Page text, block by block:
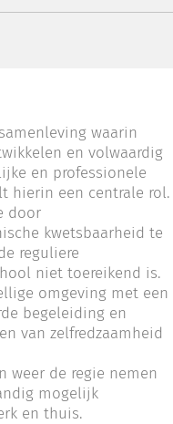
waarin
en volwaardig
en professionele
hierin een centrale rol.
door
kwetsbaarheid te
reguliere
niet toereikend is.
omgeving met een
begeleiding en
van zelfredzaamheid
weer de regie nemen
mogelijk
en thuis.